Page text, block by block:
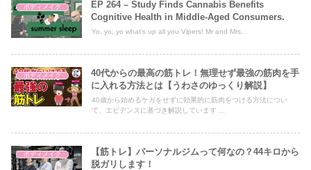
ボディメイク
EP 264 – Study Finds Cannabis Benefits
Cognitive Health in Middle-Aged Consumers.
Yo, yo, yo what's up all you Vipers! Mr and Mrs...
ボディメイク
40代からの最高の筋トレ！無理せず最強の筋肉を手
に入れる方法とは【うわさのゆっくり解説】
40歳から始めるケガをせずに効果的に筋肉をつける方法につい
て、エビデンスに基づき解説しています ...
ボディメイク
【筋トレ】パーソナルジムって何なの？44キロから
脱ガリします！